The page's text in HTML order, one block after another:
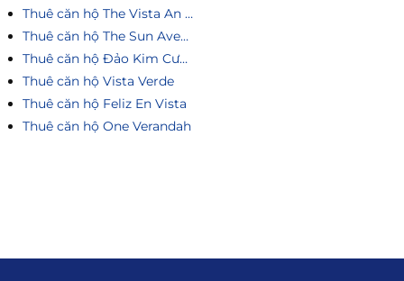
Thuê căn hộ The Vista An Phú
Thuê căn hộ The Sun Avenue
Thuê căn hộ Đảo Kim Cương
Thuê căn hộ Vista Verde
Thuê căn hộ Feliz En Vista
Thuê căn hộ One Verandah